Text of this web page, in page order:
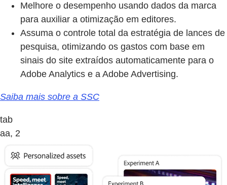
Melhore o desempenho usando dados da marca
para auxiliar a otimização em editores.
Assuma o controle total da estratégia de lances de
pesquisa, otimizando os gastos com base em
sinais do site extraídos automaticamente para o
Adobe Analytics e a Adobe Advertising.
Saiba mais sobre a SSC
tab
aa, 2